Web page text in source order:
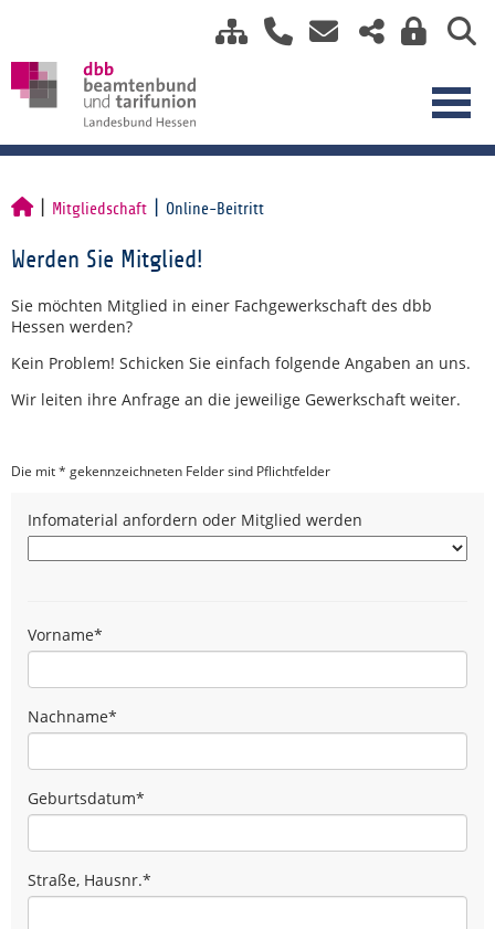
Mitgliedschaft Online-Beitritt
Werden Sie Mitglied!
Sie möchten Mitglied in einer Fachgewerkschaft des dbb
Hessen werden?
Kein Problem! Schicken Sie einfach folgende Angaben an uns.
Wir leiten ihre Anfrage an die jeweilige Gewerkschaft weiter.
Die mit * gekennzeichneten Felder sind Pflichtfelder
Infomaterial anfordern oder Mitglied werden
Vorname*
Nachname*
Geburtsdatum*
Straße, Hausnr.*